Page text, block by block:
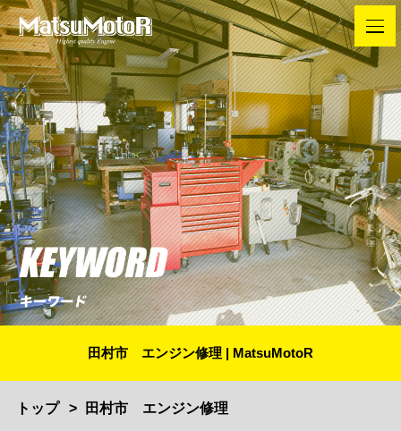
田村市 エンジン修理 | MatsuMotoR
トップ 田村市 エンジン修理